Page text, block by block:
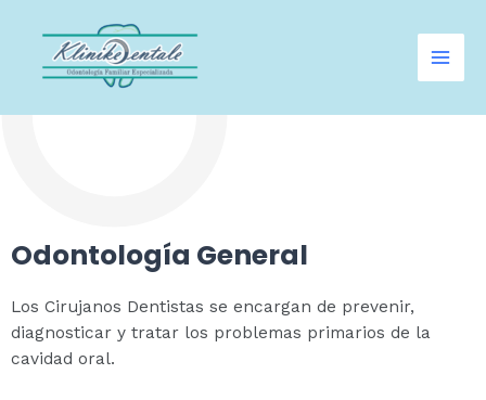
contenido
Odontología General
Los Cirujanos Dentistas se encargan de prevenir,
diagnosticar y tratar los problemas primarios de la
cavidad oral.